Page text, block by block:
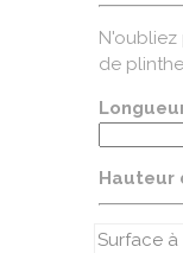
N'oubliez
de plinthe
Hauteur
Surface à